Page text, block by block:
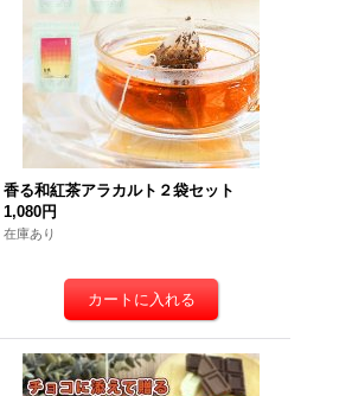
香る和紅茶アラカルト２袋セット
1,080円
在庫あり